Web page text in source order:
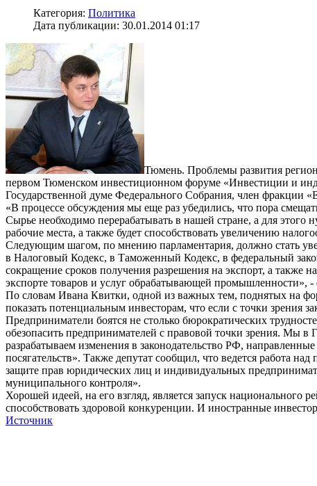
Категория: Политика
Дата публикации: 30.01.2014 01:17
Тюмень. Проблемы развития
первом Тюменском инвестиционном форуме «Инвестиции и
Государственной думе Федерального Собрания, член фракции
«В процессе обсуждения мы еще раз убедились, что пора
Сырье необходимо перерабатывать в нашей стране, а для
рабочие места, а также будет способствовать увеличению
Следующим шагом, по мнению парламентария, должно стать
в Налоговый Кодекс, в Таможенный Кодекс, в федеральный
сокращение сроков получения разрешения на экспорт, а
экспорте товаров и услуг обрабатывающей промышленности», -
По словам Ивана Квитки, одной из важных тем, поднятых на
показать потенциальным инвесторам, что если с точки зрения
Предприниматели боятся не столько бюрократических
обезопасить предпринимателей с правовой точки зрения. Мы в
разрабатываем изменения в законодательство РФ,
посягательств». Также депутат сообщил, что ведется работа
защите прав юридических лиц и индивидуальных
муниципального контроля».
Хорошей идеей, на его взгляд, является запуск национального
способствовать здоровой конкуренции. И иностранные
Источник